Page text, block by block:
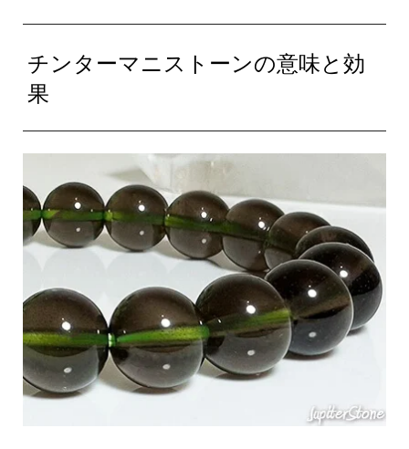
チンターマニストーンの意味と効
果